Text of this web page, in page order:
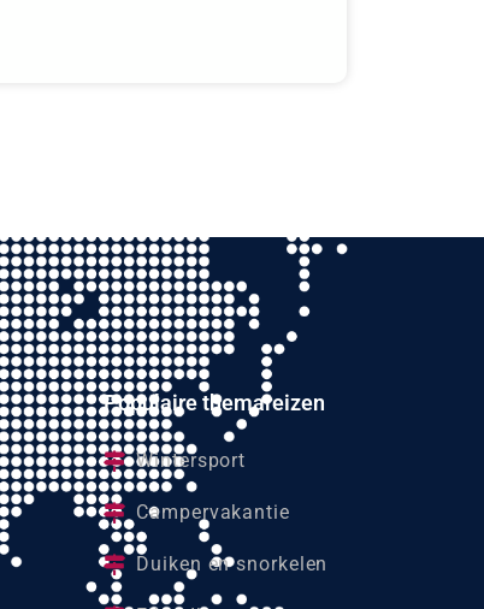
Populaire themareizen
Wintersport
Campervakantie
Duiken en snorkelen